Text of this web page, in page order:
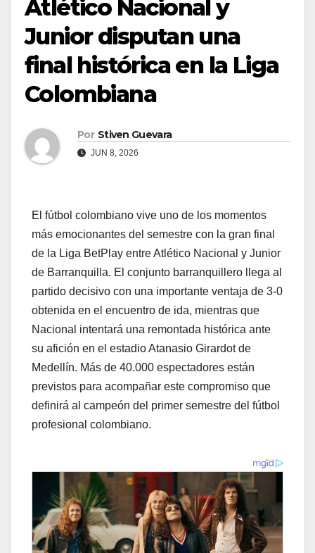
Atlético Nacional y
Junior disputan una
final histórica en la Liga
Colombiana
Por Stiven Guevara
JUN 8, 2026
El fútbol colombiano vive uno de los momentos
más emocionantes del semestre con la gran final
de la Liga BetPlay entre Atlético Nacional y Junior
de Barranquilla. El conjunto barranquillero llega al
partido decisivo con una importante ventaja de 3-0
obtenida en el encuentro de ida, mientras que
Nacional intentará una remontada histórica ante
su afición en el estadio Atanasio Girardot de
Medellín. Más de 40.000 espectadores están
previstos para acompañar este compromiso que
definirá al campeón del primer semestre del fútbol
profesional colombiano.